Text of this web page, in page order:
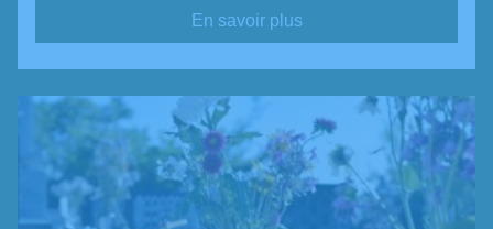
En savoir plus